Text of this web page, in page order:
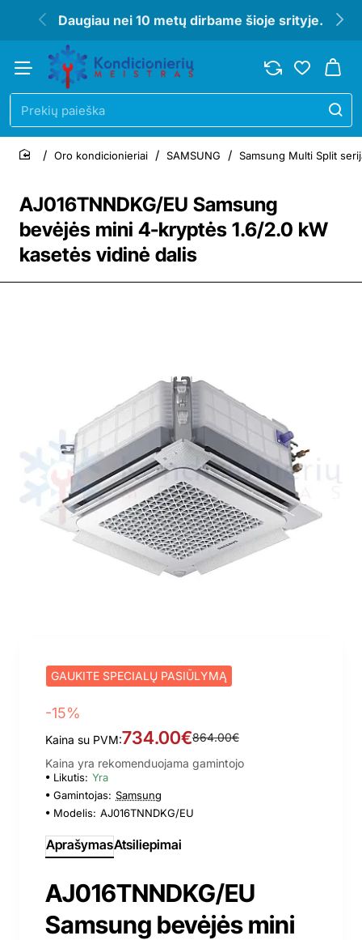
Daugiau nei 10 metų dirbame šioje srityje.
Prekių
paieška
AJ016TNNDKG/EU Samsung
bevėjės mini 4-kryptės 1.6/2.0 kW
kasetės vidinė dalis
home
Oro kondicionieriai SAMSUNG Samsung Multi Split
GAUKITE SPECIALŲ PASIŪLYMĄ
-15%
Kaina su PVM:734.00€864.00€
Kaina yra rekomenduojama gamintojo
Likutis: Yra
Gamintojas: Samsung
Modelis: AJ016TNNDKG/EU
AprašymasAtsiliepimai
AJ016TNNDKG/EU
Samsung bevėjės mini